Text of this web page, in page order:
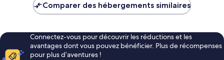
Comparer des hébergements similaires
Connectez-vous pour découvrir les réductions et les
avantages dont vous pouvez bénéficier. Plus de récompenses
pour plus d’aventures !